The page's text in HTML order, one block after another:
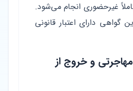
غیرحضوری انجام می‌شود.
گواهی دارای اعتبار قانونی
مهاجرتی و خروج از